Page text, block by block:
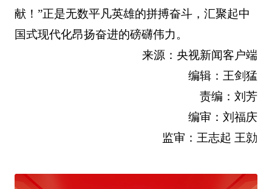
献！”正是无数平凡英雄的拼搏奋斗，汇聚起中
国式现代化昂扬奋进的磅礴伟力。
来源：央视新闻客户端
编辑：王剑猛
责编：刘芳
编审：刘福庆
监审：王志起 王勍